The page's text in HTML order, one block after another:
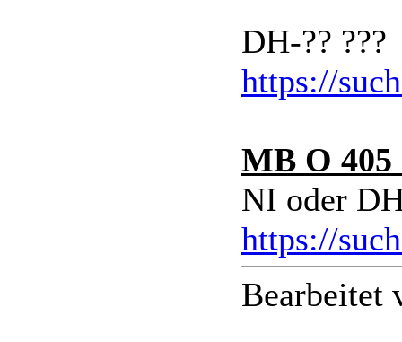
DH-?? ???
https://
MB O 405
NI oder
https://
Bearbeitet